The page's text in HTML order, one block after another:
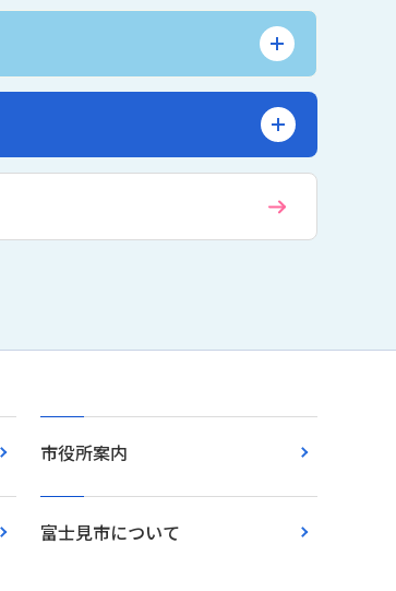
市役所案内
富士見市について